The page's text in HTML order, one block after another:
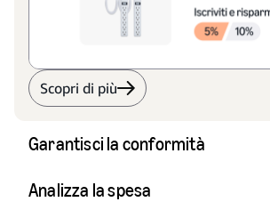
Scopri di più
Garantisci la conformità
Analizza la spesa